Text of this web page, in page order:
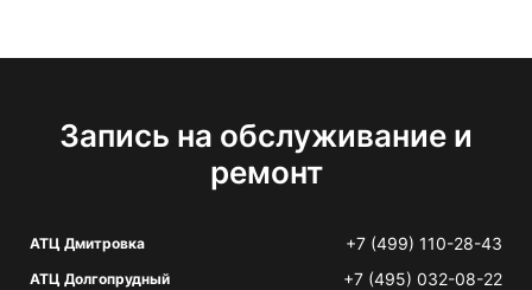
Запись на обслуживание и
ремонт
АТЦ Дмитровка +7 (499) 110-28-43
АТЦ Долгопрудный +7 (495) 032-08-22